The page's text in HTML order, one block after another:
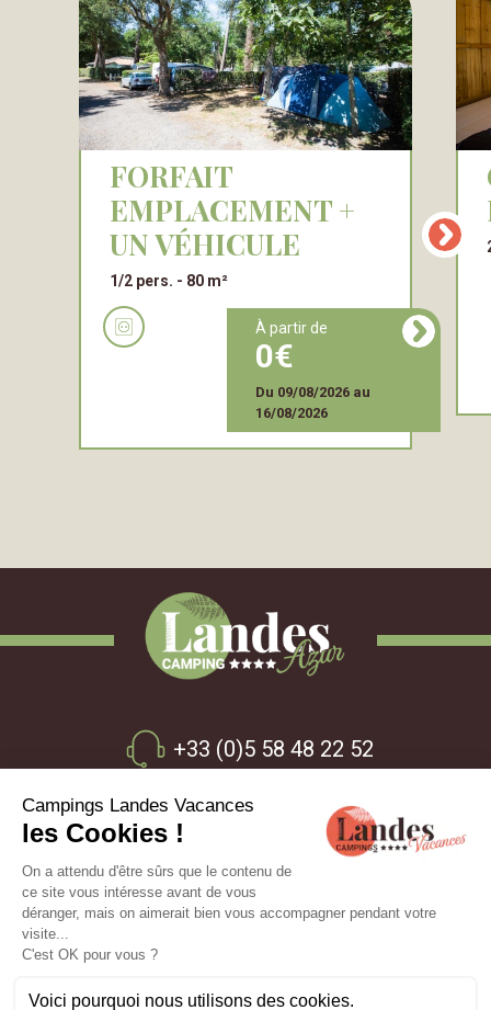
FORFAIT
EMPLACEMENT +
UN VÉHICULE
1/2 pers. 80 m²
à partir de
0
Du 09/08/2026au
16/08/2026
+33 (0)5 58 48 22 52
155 Rue Henri Goalard
40140 - Azur - Landes
Rejoignez-nous